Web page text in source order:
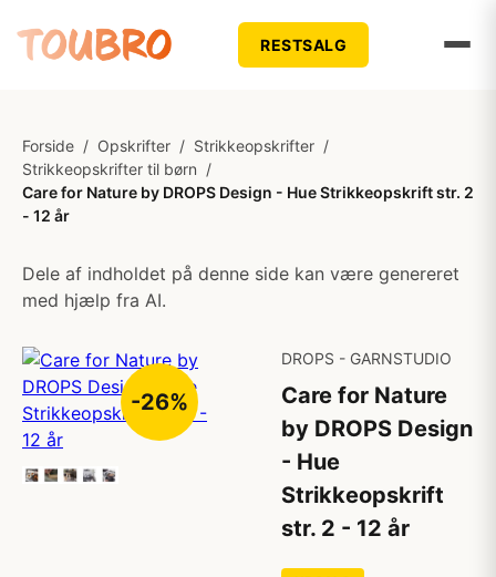
RESTSALG
Forside / Opskrifter / Strikkeopskrifter /
Strikkeopskrifter til børn /
Care for Nature by DROPS Design - Hue Strikkeopskrift str. 2
- 12 år
Dele af indholdet på denne side kan være genereret
med hjælp fra AI.
-26%
DROPS - GARNSTUDIO
Care for Nature
by DROPS Design
- Hue
Strikkeopskrift
str. 2 - 12 år